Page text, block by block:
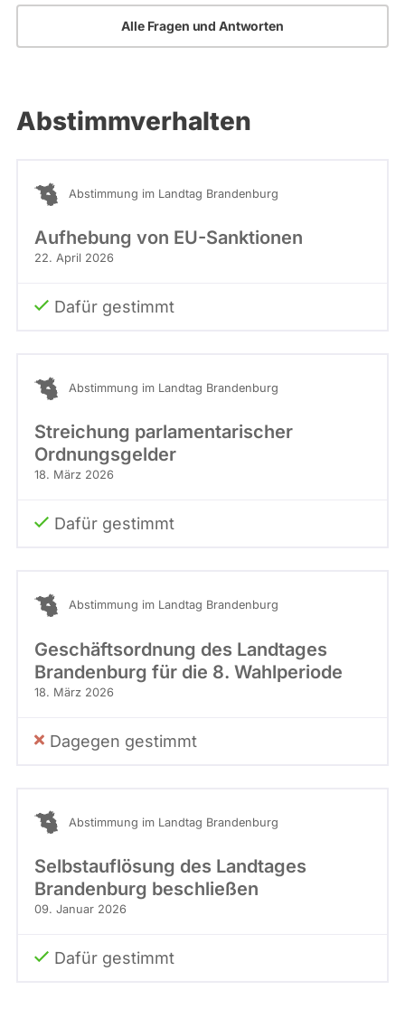
Alle Fragen und Antworten
Abstimmverhalten
Abstimmung im Landtag Brandenburg
Aufhebung von EU-Sanktionen
22. April 2026
Dafür gestimmt
Abstimmung im Landtag Brandenburg
Streichung parlamentarischer
Ordnungsgelder
18. März 2026
Dafür gestimmt
Abstimmung im Landtag Brandenburg
Geschäftsordnung des Landtages
Brandenburg für die 8. Wahlperiode
18. März 2026
Dagegen gestimmt
Abstimmung im Landtag Brandenburg
Selbstauflösung des Landtages
Brandenburg beschließen
09. Januar 2026
Dafür gestimmt